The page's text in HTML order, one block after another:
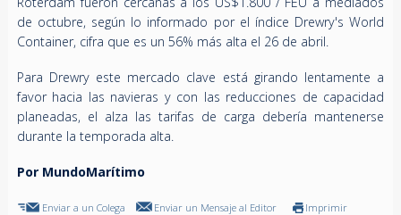
de octubre, según lo informado por el índice Drewry's World
Container, cifra que es un 56% más alta el 26 de abril.
Para Drewry este mercado clave está girando lentamente a
favor hacia las navieras y con las reducciones de capacidad
planeadas, el alza las tarifas de carga debería mantenerse
durante la temporada alta.
Por MundoMarítimo
Enviar a un Colega Enviar un Mensaje al Editor Imprimir